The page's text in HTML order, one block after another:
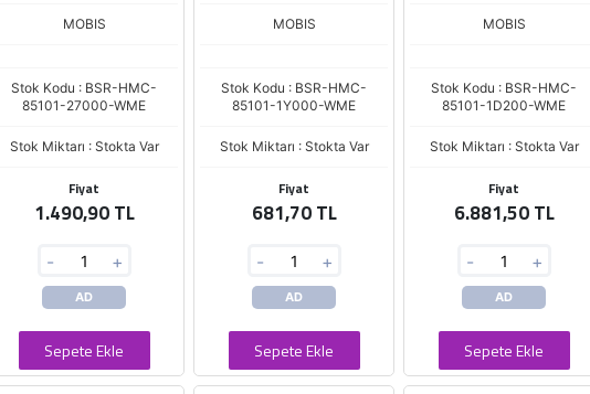
MOBIS
Stok Kodu : BSR-HMC-
85101-27000-WME
Stok Miktarı : Stokta Var
Fiyat
1.490,90 TL
- +
AD
Sepete Ekle
MOBIS
Stok Kodu : BSR-HMC-
85101-1Y000-WME
Stok Miktarı : Stokta Var
Fiyat
681,70 TL
- +
AD
Sepete Ekle
MOBIS
Stok Kodu : BSR-HMC-
85101-1D200-WME
Stok Miktarı : Stokta Var
Fiyat
6.881,50 TL
- +
AD
Sepete Ekle